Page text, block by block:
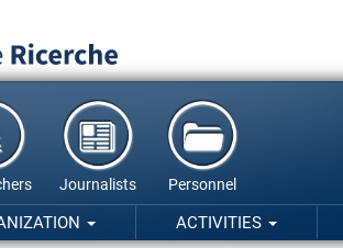
Journalists Personnel
ACTIVITIES